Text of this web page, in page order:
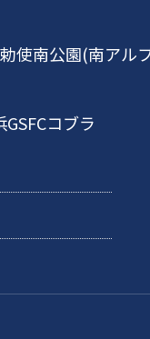
使南公園(南アル
GSFCコブラ